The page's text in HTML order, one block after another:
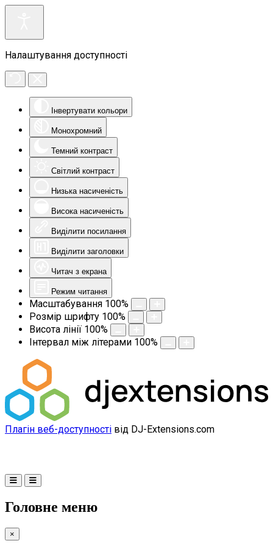
Налаштування доступності
Інвертувати кольори
Монохромний
Темний контраст
Світлий контраст
Низька насиченість
Висока насиченість
Виділити посилання
Виділити заголовки
Читач з екрана
Режим читання
Масштабування 100%
Розмір шрифту 100%
Висота лінії 100%
Інтервал між літерами 100%
Плагін веб-доступності від DJ-Extensions.com
Головне меню
×